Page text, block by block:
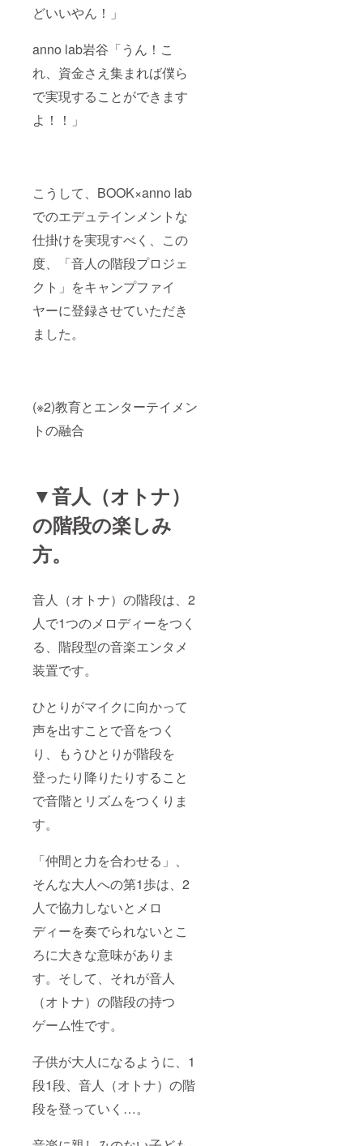
どいいやん！」
anno lab岩谷「うん！こ
れ、資金さえ集まれば僕ら
で実現することができます
よ！！」
こうして、BOOK×anno lab
でのエデュテインメントな
仕掛けを実現すべく、この
度、「音人の階段プロジェ
クト」をキャンプファイ
ヤーに登録させていただき
ました。
(※2)教育とエンターテイメン
トの融合
▼音人（オトナ）
の階段の楽しみ
方。
音人（オトナ）の階段は、2
人で1つのメロディーをつく
る、階段型の音楽エンタメ
装置です。
ひとりがマイクに向かって
声を出すことで音をつく
り、もうひとりが階段を
登ったり降りたりすること
で音階とリズムをつくりま
す。
「仲間と力を合わせる」、
そんな大人への第1歩は、2
人で協力しないとメロ
ディーを奏でられないとこ
ろに大きな意味がありま
す。そして、それが音人
（オトナ）の階段の持つ
ゲーム性です。
子供が大人になるように、1
段1段、音人（オトナ）の階
段を登っていく…。